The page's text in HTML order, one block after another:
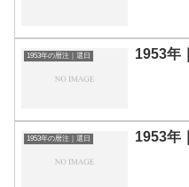
1953年の暦注｜選日 1953年
1953年の暦注｜選日 1953年